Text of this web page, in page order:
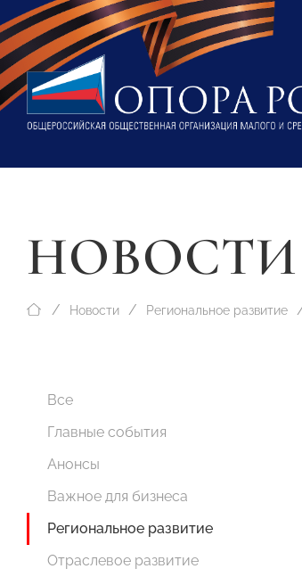
НОВОСТИ
Новости Региональное развитие
Все
Главные события
Анонсы
Важное для бизнеса
Региональное развитие
Отраслевое развитие